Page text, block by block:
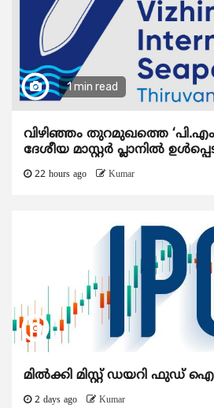
1 min read
വിഴിഞ്ഞം തുറമുഖത്തെ
ദേശീയ മാസ്റ്റർ പ്ലാനിൽ
22 hours ago Kumar
മിൽക്കി മിസ്റ്റ് ഡയറി ഫുഡ്
2 days ago Kumar